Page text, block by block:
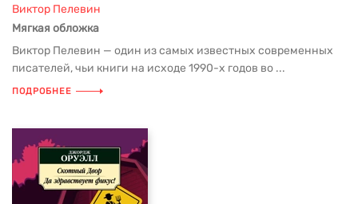
Виктор Пелевин
Мягкая обложка
Виктор Пелевин — один из самых известных современных
писателей, чьи книги на исходе 1990-х годов во ...
ПОДРОБНЕЕ